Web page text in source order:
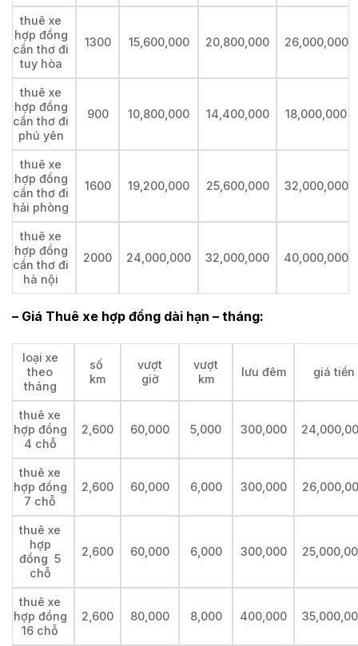
thuê xe
hợp đồng
cần thơ đi
tuy hòa
1300 15,600,000 20,800,000 26,000,000
thuê xe
hợp đồng
cần thơ đi
phú yên
900 10,800,000 14,400,000 18,000,000
thuê xe
hợp đồng
cần thơ đi
hải phòng
1600 19,200,000 25,600,000 32,000,000
thuê xe
hợp đồng
cần thơ đi
hà nội
2000 24,000,000 32,000,000 40,000,000
– Giá Thuê xe hợp đồng dài hạn – tháng:
loại xe
theo
tháng
số
km
vượt
giờ
vượt
km
lưu đêm giá tiền
thuê xe
hợp đồng
4 chỗ
2,600 60,000 5,000 300,000
thuê xe
hợp đồng
7 chỗ
2,600 60,000 6,000 300,000
thuê xe
hợp
đồng 5
chỗ
2,600 60,000 6,000 300,000
thuê xe
hợp đồng
16 chỗ
2,600 80,000 8,000 400,000